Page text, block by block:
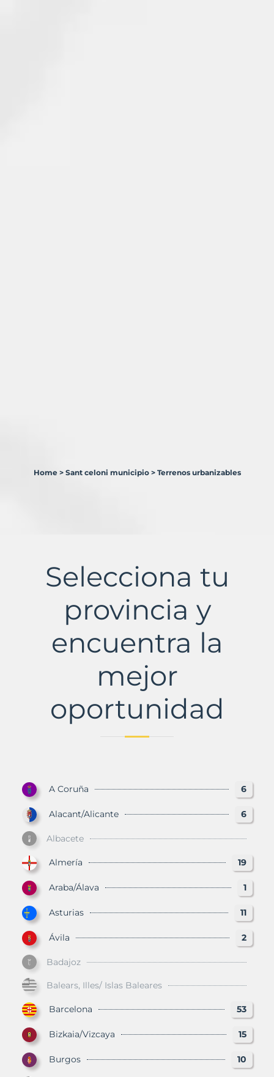
Murbalands
Home > Sant celoni municipio > Terrenos urbanizables
Selecciona tu
provincia y
encuentra la
mejor
oportunidad
A Coruña 6
Alacant/Alicante 6
Albacete
Almería 19
Araba/Álava 1
Asturias 11
Ávila 2
Badajoz
Balears, Illes/ Islas Baleares
Barcelona 53
Bizkaia/Vizcaya 15
Burgos 10